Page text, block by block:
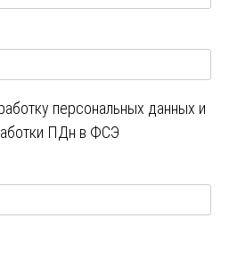
персональных данных и
ПДн в ФСЭ